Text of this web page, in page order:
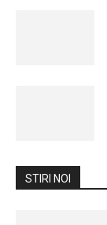
STIRI NOI